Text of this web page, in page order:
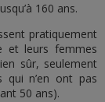
160 ans.
pratiquement
et leurs femmes
sûr, seulement
qui n’en ont pas
50 ans).